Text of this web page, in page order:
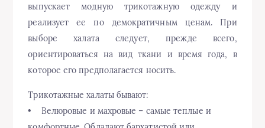
выпускает модную трикотажную одежду и
реализует ее по демократичным ценам. При
выборе халата следует, прежде всего,
ориентироваться на вид ткани и время года, в
которое его предполагается носить.
Трикотажные халаты бывают:
• Велюровые и махровые – самые теплые и